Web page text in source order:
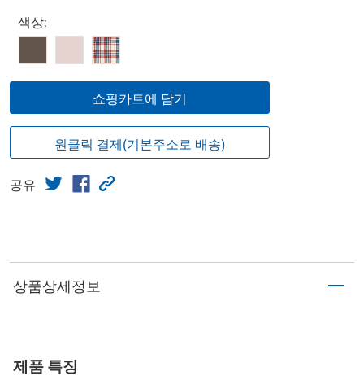
Select product
색상:
쇼핑카트에 담기
원클릭 결제(기본주소로 배송)
공유
상품상세정보
제품 특징